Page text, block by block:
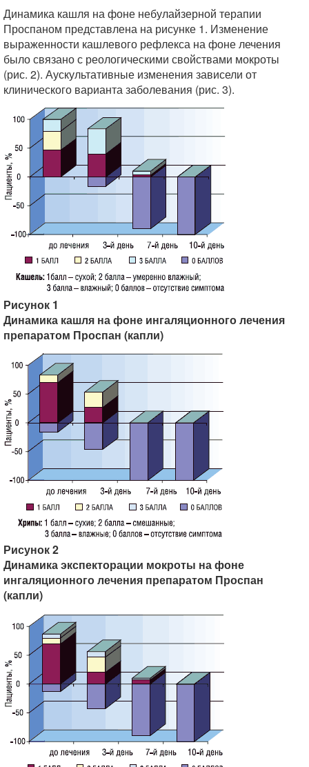
Динамика кашля на фоне небулайзерной терапии
Проспаном представлена на рисунке 1. Изменение
выраженности кашлевого рефлекса на фоне лечения
было связано с реологическими свойствами мокроты
(рис. 2). Аускультативные изменения зависели от
клинического варианта заболевания (рис. 3).
Рисунок 1
Динамика кашля на фоне ингаляционного лечения
препаратом Проспан (капли)
Рисунок 2
Динамика экспекторации мокроты на фоне
ингаляционного лечения препаратом Проспан
(капли)